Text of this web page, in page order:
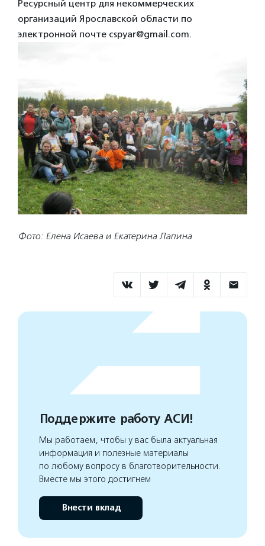
Ресурсный центр для некоммерческих
организаций Ярославской области по
электронной почте cspyar@gmail.com.
Фото: Елена Исаева и Екатерина Лапина
Поддержите работу АСИ!
Мы работаем, чтобы у вас была актуальная
информация и полезные материалы
по любому вопросу в благотворительности.
Вместе мы этого достигнем
Внести вклад